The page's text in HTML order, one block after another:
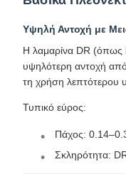
Υψηλή Αντοχή με
Η λαμαρίνα DR (όπως
υψηλότερη αντοχή από
τη χρήση λεπτότερου
Τυπικό εύρος:
Πάχος:
Σκληρότητα: